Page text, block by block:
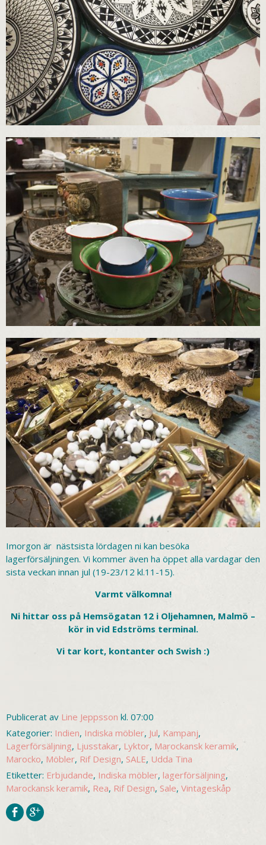
Imorgon är nästsista lördagen ni kan besöka
lagerförsäljningen. Vi kommer även ha öppet alla vardagar den
sista veckan innan jul (19-23/12 kl.11-15).
Varmt välkomna!
Ni hittar oss på Hemsögatan 12 i Oljehamnen, Malmö –
kör in vid Edströms terminal.
Vi tar kort, kontanter och Swish :)
Publicerat av Line Jeppsson kl. 07:00
Kategorier: Indien, Indiska möbler, Jul, Kampanj,
Lagerförsäljning, Ljusstakar, Lyktor, Marockansk keramik,
Marocko, Möbler, Rif Design, SALE, Udda Tina
Etiketter: Erbjudande, Indiska möbler, lagerförsäljning,
Marockansk keramik, Rea, Rif Design, Sale, Vintageskåp